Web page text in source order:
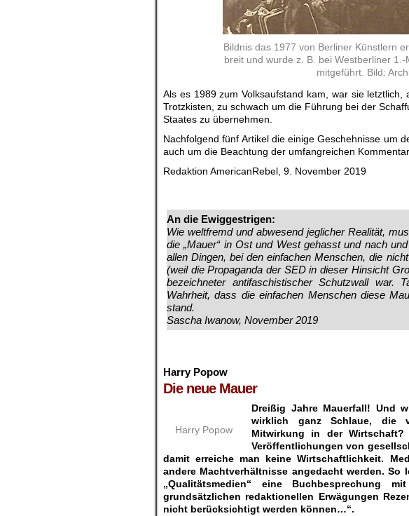
Bildnis das 1977 von Berliner Künstlern
breit und wurde z. B. bei Westberliner
mitgeführt. Bild:
Als es 1989 zum Volksaufstand kam, war sie
Trotzkisten, zu schwach um die Führung bei der
Staates zu übernehmen.
Nachfolgend fünf Artikel die einige Geschehnisse um
auch um die Beachtung der umfangreichen
Redaktion AmericanRebel, 9. November 2019
An die Ewiggestrigen:
Wie weltfremd und abwesend jeglicher Realität,
die „Mauer“ in Ost und West gehasst und nach
allen Dingen, bei den einfachen Menschen, die
(weil die Propaganda der SED in dieser Hinsicht
bezeichneter antifaschistischer Schutzwall
Wahrheit, dass die einfachen Menschen diese
stand.
Sascha Iwanow, November 2019
Harry Popow
Die neue Mauer.
Harry Popow
Dreißig Jahre Mauerfall! Und
wirklich ganz Schlaue, die
Mitwirkung in der
Veröffentlichungen von
damit erreiche man keine Wirtschaftlichkeit.
andere Machtverhältnisse angedacht werden.
„Qualitätsmedien“ eine Buchbesprechung
grundsätzlichen redaktionellen Erwägungen
nicht berücksichtigt werden können…“.